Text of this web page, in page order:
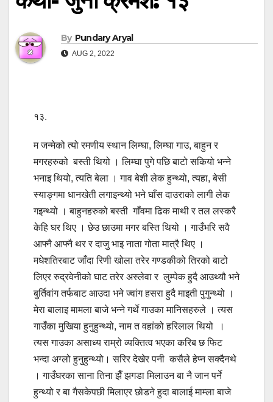
By Pundary Aryal
AUG 2, 2022
१३.
म जन्मेको त्यो रमणीय स्थान लिम्घा, लिम्घा गाउ, बाहुन र
मगरहरुको बस्ती थियो । लिम्घा पुगे पछि बाटो सकियो भन्ने
भनाइ थियो, त्यति बेला । गाव बेशी लेक हुन्थ्यो, त्यहा, बेसी
स्याङ्गमा धानखेती लगाइन्थ्यो भने घाँस दाउराको लागी लेक
गइन्थ्यो । बाहुनहरुको बस्ती गाँवमा ढिक माथी र तल लस्करै
केहि घर थिए । छेउ छाउमा मगर बस्ति थियो । गाउँभरि सवै
आफ्नै आफ्नै थर र दाजु भाइ नाता गोता मात्रै थिए ।
मधेशतिरबाट जाँदा रिणी खोला तरेर गण्डकीको तिरको बाटो
लिएर रुद्रवेनीको घाट तरेर अस्लेवा र लुम्पेक हुदै आउथ्यौ भने
बुर्तिवांग तर्फबाट आउदा भने ज्वांग हसरा हुदै माइती पुगुन्थ्यो ।
मेरा बालाइ मामला बाजे भन्ने गर्थे गाउका मानिसहरुले । त्यस
गाउँका मुखिया हुनुहुन्थ्यो, नाम त वहांको हरिलाल थियो ।
त्यस गाउका असाध्य राम्रो व्यक्तित्व भएका करिब छ फिट
भन्दा अग्लो हुनुहुन्थ्यो। सरिर देखेर पनी कसैले हेप्न सक्दैनथे
। गाउँघरका साना तिना झैँ झगडा मिलाउन बा नै जान पर्ने
हुन्थ्यो र बा गैसकेपछी मिलाएर छोडने हुदा बालाई माम्ला बाजे